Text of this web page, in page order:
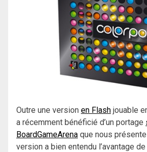
Outre une version en Flash jouable
a récemment bénéficié d’un portage
BoardGameArena que nous
version a bien entendu l’avantage